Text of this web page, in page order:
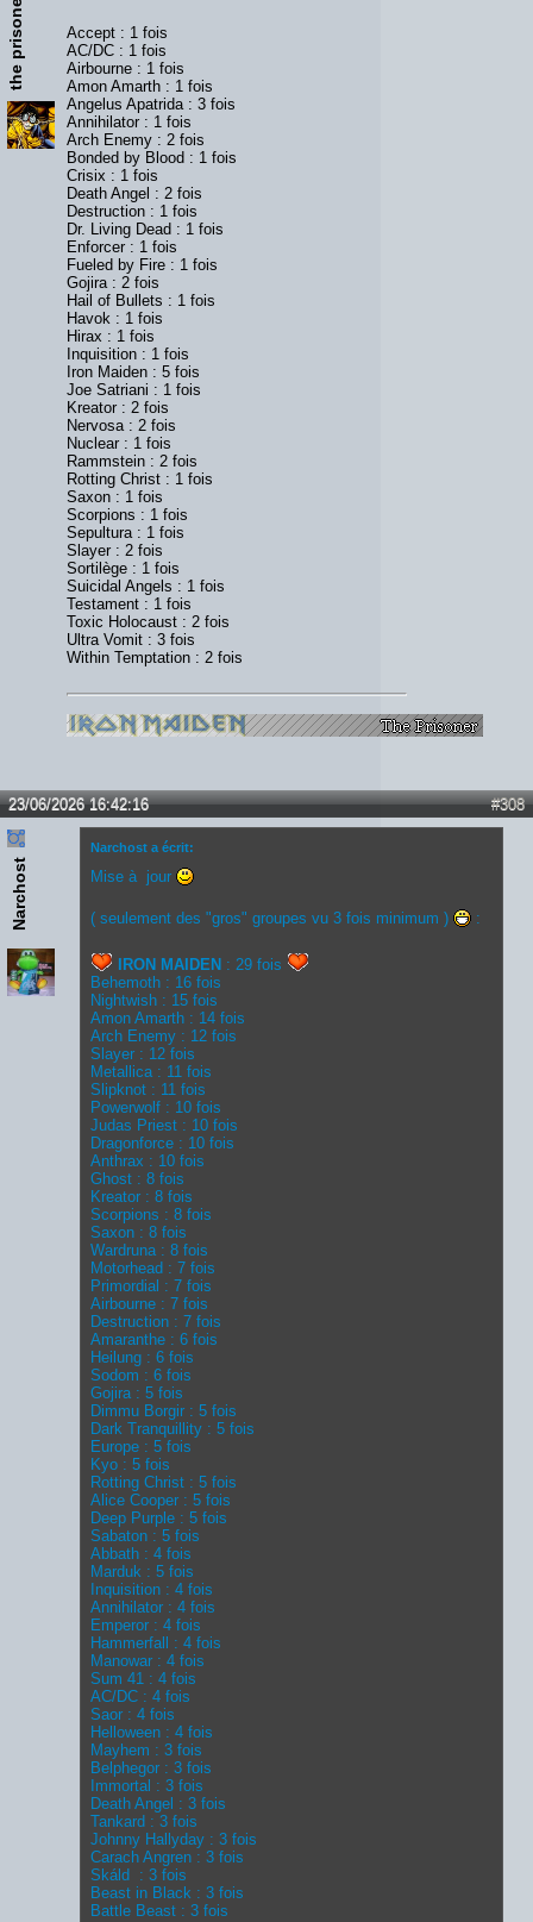
the prisoner
Accept : 1 fois
AC/DC : 1 fois
Airbourne : 1 fois
Amon Amarth : 1 fois
Angelus Apatrida : 3 fois
Annihilator : 1 fois
Arch Enemy : 2 fois
Bonded by Blood : 1 fois
Crisix : 1 fois
Death Angel : 2 fois
Destruction : 1 fois
Dr. Living Dead : 1 fois
Enforcer : 1 fois
Fueled by Fire : 1 fois
Gojira : 2 fois
Hail of Bullets : 1 fois
Havok : 1 fois
Hirax : 1 fois
Inquisition : 1 fois
Iron Maiden : 5 fois
Joe Satriani : 1 fois
Kreator : 2 fois
Nervosa : 2 fois
Nuclear : 1 fois
Rammstein : 2 fois
Rotting Christ : 1 fois
Saxon : 1 fois
Scorpions : 1 fois
Sepultura : 1 fois
Slayer : 2 fois
Sortilège : 1 fois
Suicidal Angels : 1 fois
Testament : 1 fois
Toxic Holocaust : 2 fois
Ultra Vomit : 3 fois
Within Temptation : 2 fois
#308
23/06/2026 16:42:16
Narchost
Narchost a écrit:
Mise à jour
( seulement des "gros" groupes vu 3 fois minimum ) :
IRON MAIDEN : 29 fois
Behemoth : 16 fois
Nightwish : 15 fois
Amon Amarth : 14 fois
Arch Enemy : 12 fois
Slayer : 12 fois
Metallica : 11 fois
Slipknot : 11 fois
Powerwolf : 10 fois
Judas Priest : 10 fois
Dragonforce : 10 fois
Anthrax : 10 fois
Ghost : 8 fois
Kreator : 8 fois
Scorpions : 8 fois
Saxon : 8 fois
Wardruna : 8 fois
Motorhead : 7 fois
Primordial : 7 fois
Airbourne : 7 fois
Destruction : 7 fois
Amaranthe : 6 fois
Heilung : 6 fois
Sodom : 6 fois
Gojira : 5 fois
Dimmu Borgir : 5 fois
Dark Tranquillity : 5 fois
Europe : 5 fois
Kyo : 5 fois
Rotting Christ : 5 fois
Alice Cooper : 5 fois
Deep Purple : 5 fois
Sabaton : 5 fois
Abbath : 4 fois
Marduk : 5 fois
Inquisition : 4 fois
Annihilator : 4 fois
Emperor : 4 fois
Hammerfall : 4 fois
Manowar : 4 fois
Sum 41 : 4 fois
AC/DC : 4 fois
Saor : 4 fois
Helloween : 4 fois
Mayhem : 3 fois
Belphegor : 3 fois
Immortal : 3 fois
Death Angel : 3 fois
Tankard : 3 fois
Johnny Hallyday : 3 fois
Carach Angren : 3 fois
Skáld : 3 fois
Beast in Black : 3 fois
Battle Beast : 3 fois